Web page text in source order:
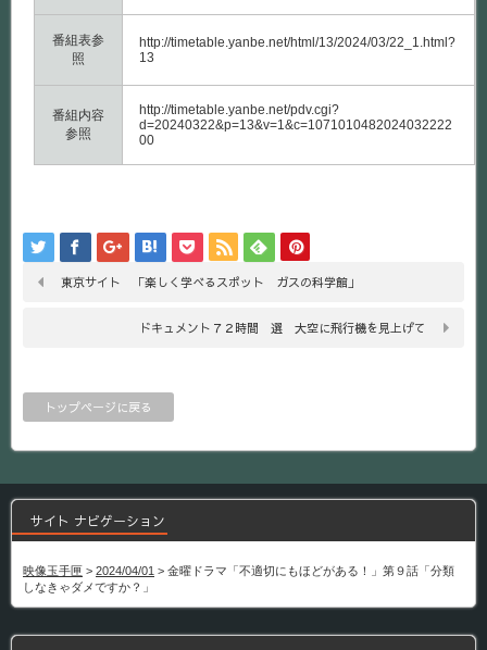
番組表参
照
http://timetable.yanbe.net/html/13/2024/03/22_1.html?
13
番組内容
参照
http://timetable.yanbe.net/pdv.cgi?
d=20240322&p=13&v=1&c=1071010482024032222
00
東京サイト 「楽しく学べるスポット ガスの科学館」
ドキュメント７２時間 選 大空に飛行機を見上げて
トップページに戻る
サイト ナビゲーション
映像玉手匣 > 2024/04/01 > 金曜ドラマ「不適切にもほどがある！」第９話「分類
しなきゃダメですか？」